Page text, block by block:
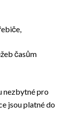
časům
nezbytné pro
jsou platné do